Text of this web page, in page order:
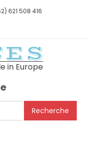
621 508 416
in Europe
Recherche